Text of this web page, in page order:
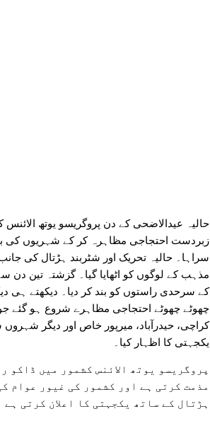
حالیہ عیدالاضحی کے دن پروگریسو یوتھ
زبردست احتجاجی مظاہرہ کر کے شہریوں کی
سراہا۔ حالیہ تحریک اور شٹربند ہڑتال کی
مذہب کے لوگوں کو اٹھایا گیا۔ گزشتہ تین
کے سرحدی راستوں کو بند کر دیا۔ دیکھتے
چھوٹے چھوٹے احتجاجی مظاہرے شروع ہو گئے
کراچی، حیدرآباد، میرپور خاص اور دیگر
یکجہتی کا اظہار کیا۔
پروگریسو یوتھ الائنس کشمور میں ڈاکو
مذمت کرتی ہے اور کشمور کی غیور عوام
ہڑتال کے ساتھ یکجہتی کا اعلان کرتی ہے